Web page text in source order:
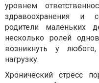
уровнем
здравоохранения и
родители маленьких
несколько ролей
возникнуть у
нагрузку.
Хронический стресс